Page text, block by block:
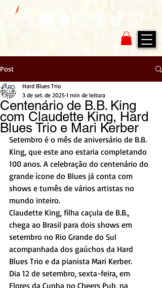
Post
Centenário de B.B. King
com Claudette King, Hard
Blues Trio e Mari Kerber
Hard Blues Trio
3 de set. de 2025 1 min de leitura
Setembro é o mês de aniversário de B.B.
King, que este ano estaria completando
100 anos. A celebração do centenário do
grande ícone do Blues já conta com
shows e turnês de vários artistas no
mundo inteiro.
Claudette King, filha caçula de B.B.,
chega ao Brasil para dois shows em
setembro no Rio Grande do Sul
acompanhada dos gaúchos da Hard
Blues Trio e da pianista Mari Kerber.
Dia 12 de setembro, sexta-feira, em
Flores da Cunha no Cheers Pub, na